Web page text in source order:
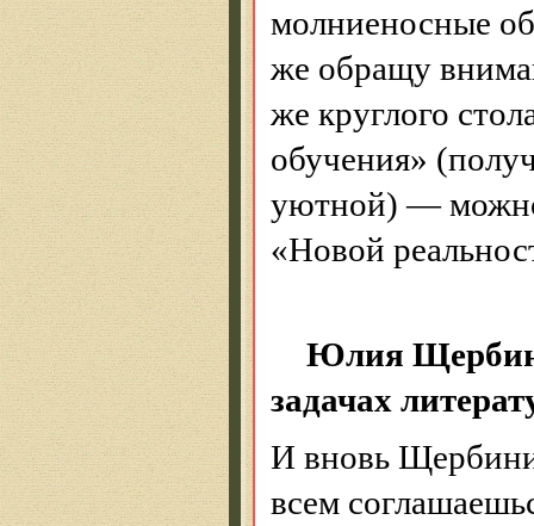
молниеносные
же обращу
же круглого
обучения»
уютной) —
«Новой
Юлия
задачах
И вновь
всем